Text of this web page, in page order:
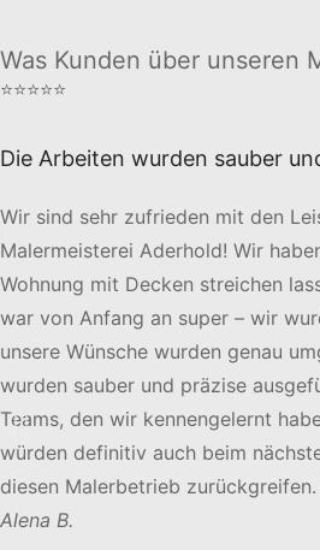
Was Kunden über unseren
⭐⭐⭐⭐⭐
Die Arbeiten wurden sauber
Wir sind sehr zufrieden mit den
Malermeisterei Aderhold! Wir
Wohnung mit Decken streichen
war von Anfang an super – wir
unsere Wünsche wurden genau
wurden sauber und präzise
Teams, den wir kennengelernt
würden definitiv auch beim
diesen Malerbetrieb
Alena B.